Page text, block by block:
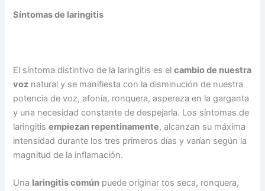
Síntomas de laringitis
El síntoma distintivo de la laringitis es elcambio de nuestra
voz natural y se manifiesta con la disminución de nuestra
potencia de voz, afonía, ronquera, aspereza en la garganta
y una necesidad constante de despejarla. Los síntomas de
laringitisempiezan repentinamente, alcanzan su máxima
intensidad durante los tres primeros días y varían según la
magnitud de la inflamación.
Una laringitis común puede originar tos seca, ronquera,